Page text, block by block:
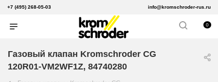
+7 (495) 268-05-03 info@kromschroder-rus.ru
0
Газовый клапан Kromschroder CG
120R01-VM2WF1Z, 84740280